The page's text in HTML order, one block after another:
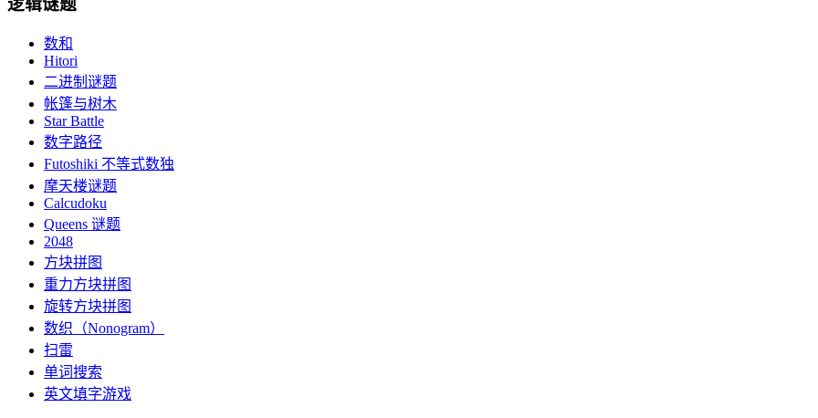
数和
Hitori
二进制谜题
帐篷与树木
Star Battle
数字路径
Futoshiki 不等式数独
摩天楼谜题
Calcudoku
Queens 谜题
2048
方块拼图
重力方块拼图
旋转方块拼图
数织（Nonogram）
扫雷
单词搜索
英文填字游戏